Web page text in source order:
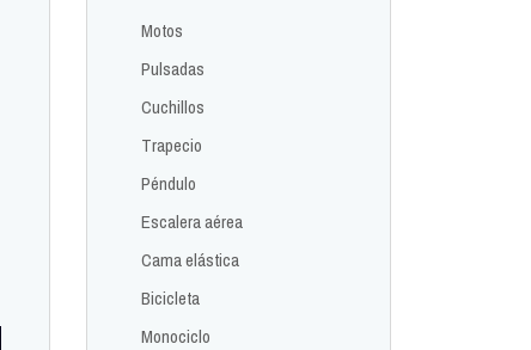
Motos
Pulsadas
Cuchillos
Trapecio
Péndulo
Escalera aérea
Cama elástica
Bicicleta
Monociclo